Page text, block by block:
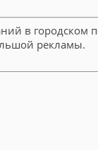
в городском
рекламы.